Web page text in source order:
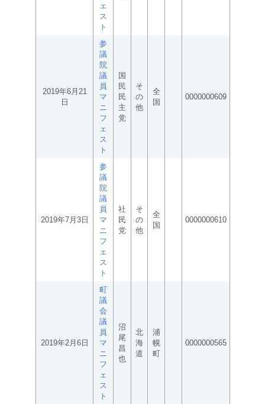
ェ
ス
ト
2019年6月21
日
参
議
院
議
員
マ
ニ
フ
ェ
ス
ト
国
民
民
主
党
そ
の
他
全
国
0000000609
2019年7月3日
参
議
院
議
員
マ
ニ
フ
ェ
ス
ト
社
民
党
そ
の
他
全
国
0000000610
2019年2月6日
町
議
会
議
員
マ
ニ
フ
ェ
ス
ト
沼
尾
昌
也
北
海
道
浦
幌
町
0000000565